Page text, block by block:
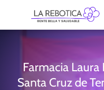
Farmacia Laura
Santa Cruz de